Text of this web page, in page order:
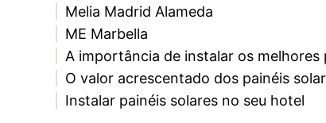
Melia Madrid Alameda
ME Marbella
A importância de instalar os melhores
O valor acrescentado dos painéis
Instalar painéis solares no seu hotel